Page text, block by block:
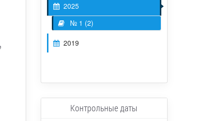
2025
№ 1 (2)
2019
Контрольные даты